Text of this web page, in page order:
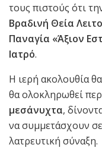
τους πιστούς ότι
Βραδινή Θεία
Παναγία «Άξιον
Ιατρό.
Η ιερή ακολουθία θα
θα ολοκληρωθεί
μεσάνυχτα,
να συμμετάσχουν
λατρευτική σύναξη.